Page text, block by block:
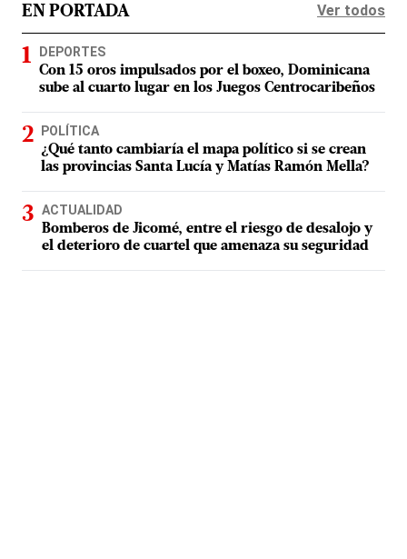
EN PORTADA Ver todos
DEPORTES
Con 15 oros impulsados por el boxeo, Dominicana
sube al cuarto lugar en los Juegos Centrocaribeños
POLÍTICA
¿Qué tanto cambiaría el mapa político si se crean
las provincias Santa Lucía y Matías Ramón Mella?
ACTUALIDAD
Bomberos de Jicomé, entre el riesgo de desalojo y
el deterioro de cuartel que amenaza su seguridad